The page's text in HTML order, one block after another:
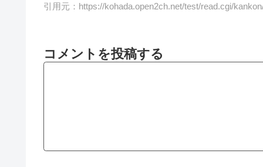
引用元： https://kohada.open2ch.net/test/read.cgi/
コメントを投稿する